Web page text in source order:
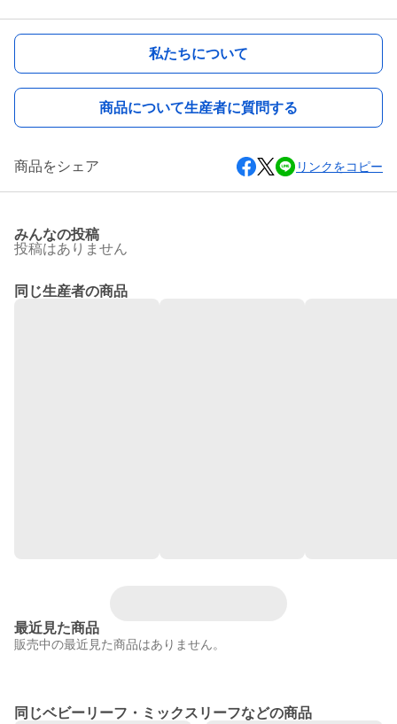
私たちについて
商品について生産者に質問する
商品をシェア リンクをコピー
みんなの投稿
投稿はありません
同じ生産者の商品
最近見た商品
販売中の最近見た商品はありません。
同じベビーリーフ・ミックスリーフなどの商品